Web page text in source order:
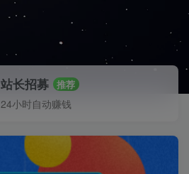
站长招募 推荐
24小时自动赚钱